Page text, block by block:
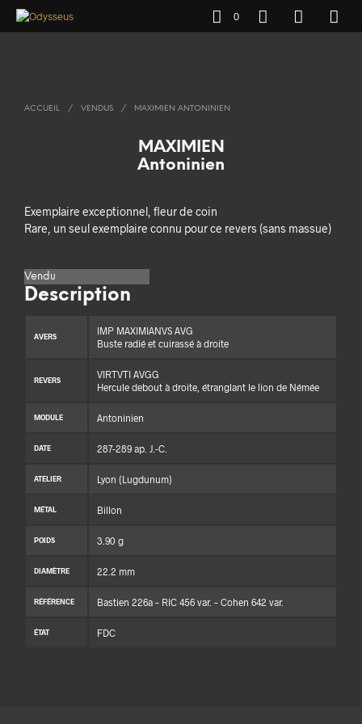
0
ACCUEIL / VENDUS / MAXIMIEN ANTONINIEN
MAXIMIEN
Antoninien
Exemplaire exceptionnel, fleur de coin
Rare, un seul exemplaire connu pour ce revers (sans massue)
Vendu
Description
AVERS
IMP MAXIMIANVS AVG
Buste radié et cuirassé à droite
REVERS
VIRTVTI AVGG
Hercule debout à droite, étranglant le lion de Némée
MODULE Antoninien
DATE 287-289 ap. J.-C.
ATELIER Lyon (Lugdunum)
MÉTAL Billon
POIDS 3.90 g
DIAMÈTRE 22.2 mm
RÉFÉRENCE Bastien 226a – RIC 456 var. – Cohen 642 var.
ÉTAT FDC